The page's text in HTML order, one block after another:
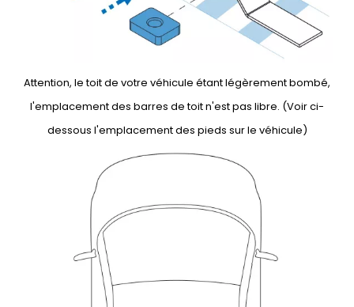
Attention, le toit de votre véhicule étant légèrement bombé,
l'emplacement des barres de toit n'est pas libre. (Voir ci-
dessous l'emplacement des pieds sur le véhicule)